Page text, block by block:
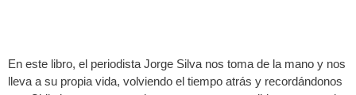
En este libro, el periodista Jorge Silva nos toma de la mano y nos
lleva a su propia vida, volviendo el tiempo atrás y recordándonos